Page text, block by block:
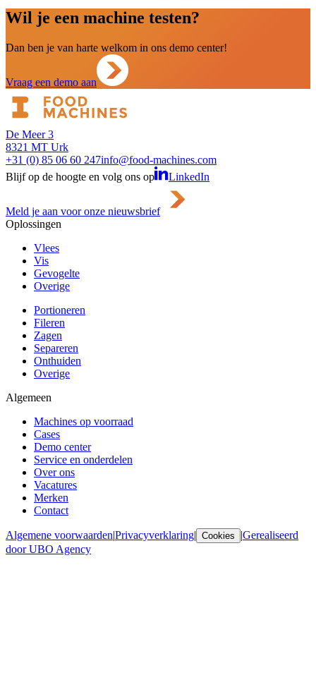
Wil je een machine testen?
Dan ben je van harte welkom in ons demo center!
Vraag een demo aan
De Meer 3
8321 MT Urk
+31 (0) 85 06 60 247info@food-machines.com
Blijf op de hoogte en volg ons op
LinkedIn
Meld je aan voor onze nieuwsbrief
Oplossingen
Vlees
Vis
Gevogelte
Overige
Portioneren
Fileren
Zagen
Separeren
Onthuiden
Overige
Algemeen
Machines op voorraad
Cases
Demo center
Service en onderdelen
Over ons
Vacatures
Merken
Contact
Algemene voorwaarden|Privacyverklaring| Cookies |Gerealiseerd
door UBO Agency